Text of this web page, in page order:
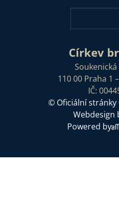
Církev
110 00 Praha 1
IČ:
© Oficiální stránky
Webdesign
Powered by